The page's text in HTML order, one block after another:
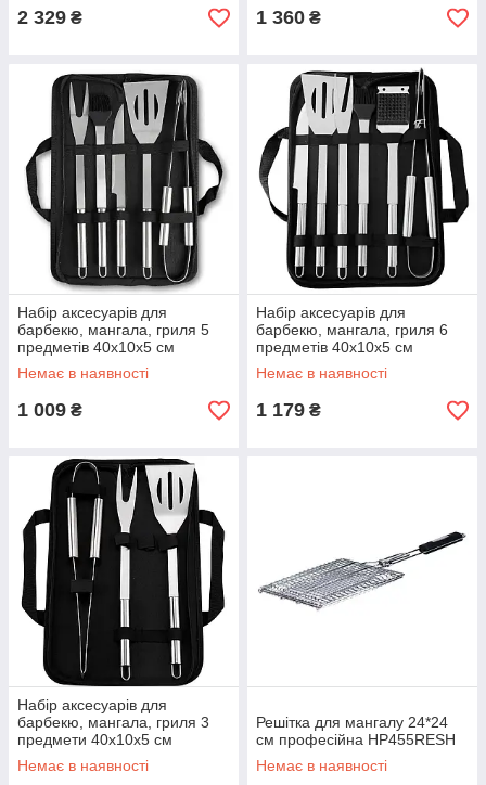
2 329 ₴ 1 360 ₴
Набір аксесуарів для
барбекю, мангала, гриля 5
предметів 40х10х5 см
мангальне приладдя HP-20-
72
Немає в наявності
1 009 ₴
Набір аксесуарів для
барбекю, мангала, гриля 6
предметів 40х10х5 см
мангальне приладдя HP-20-
73
Немає в наявності
1 179 ₴
Набір аксесуарів для
барбекю, мангала, гриля 3
предмети 40х10х5 см
мангальне приладдя HP-20-
71
Немає в наявності
Решітка для мангалу 24*24
см професійна HP455RESH
Немає в наявності